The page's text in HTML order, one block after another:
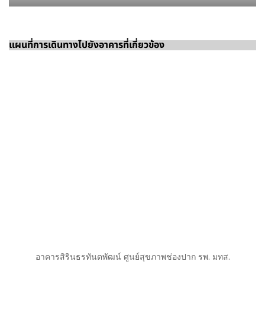
แผนที่การเดินทางไปยังอาคารที่เกี่ยวข้อง
อาคารสิรินธรทันตพัฒน์ ศูนย์สุขภาพช่องปาก รพ. มทส.